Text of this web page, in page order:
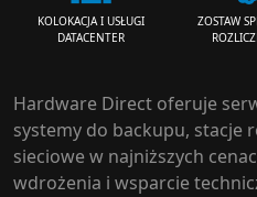
KOLOKACJA I USŁUGI
DATACENTER
ZOSTAW
Hardware Direct oferuje
systemy do backupu, stacje
sieciowe w najniższych
wdrożenia i wsparcie